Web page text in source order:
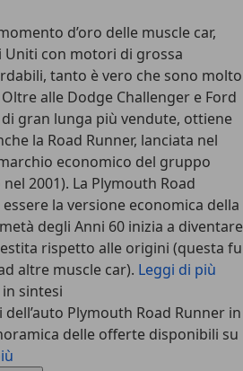
d’oro delle muscle car,
Uniti con motori di grossa
tanto è vero che sono molto
alle Dodge Challenger e Ford
gran lunga più vendute, ottiene
la Road Runner, lanciata nel
economico del gruppo
2001). La Plymouth Road
la versione economica della
degli Anni 60 inizia a diventare
rispetto alle origini (questa fu
altre muscle car). Leggi di più
sintesi
Plymouth Road Runner in
delle offerte disponibili su